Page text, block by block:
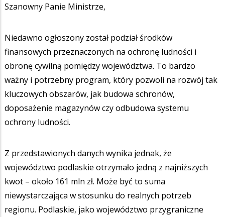
Szanowny Panie Ministrze,
Niedawno ogłoszony został podział środków
finansowych przeznaczonych na ochronę ludności i
obronę cywilną pomiędzy województwa. To bardzo
ważny i potrzebny program, który pozwoli na rozwój tak
kluczowych obszarów, jak budowa schronów,
doposażenie magazynów czy odbudowa systemu
ochrony ludności.
Z przedstawionych danych wynika jednak, że
województwo podlaskie otrzymało jedną z najniższych
kwot – około 161 mln zł. Może być to suma
niewystarczająca w stosunku do realnych potrzeb
regionu. Podlaskie, jako województwo przygraniczne